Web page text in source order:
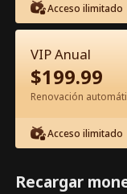
Episodio 74
peligrosa
0-49 50-74
70
Acceso ilimitado
VIP Anual
$199.99
Renovación
Acceso ilimitado
Recargar